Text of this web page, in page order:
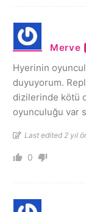
Merve
Hyerinin
duyuyorum.
dizilerinde kötü
oyunculuğu var
Last edited 2 yıl
0